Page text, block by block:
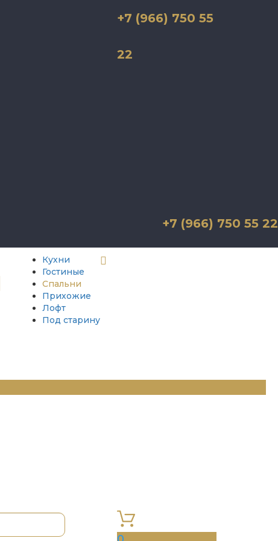
+7 (966) 750 55
22
+7 (966) 750 55 22
Кухни
Гостиные
Спальни
Прихожие
Лофт
Под старину